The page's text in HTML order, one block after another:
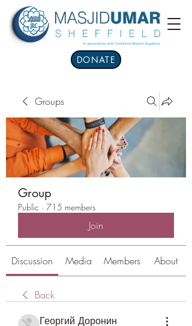
DONATE
Groups
Group
Public · 715 members
Join
Discussion Media Members About
Back
Георгий Доронин